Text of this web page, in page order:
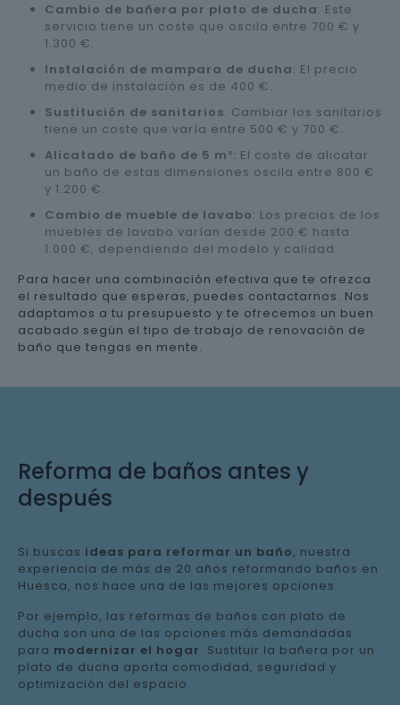
Cambio de bañera por plato de ducha: Este
servicio tiene un coste que oscila entre 700 € y
1.300 €.
Instalación de mampara de ducha: El precio
medio de instalación es de 400 €.
Sustitución de sanitarios: Cambiar los sanitarios
tiene un coste que varía entre 500 € y 700 €.
Alicatado de baño de 5 m²: El coste de alicatar
un baño de estas dimensiones oscila entre 800 €
y 1.200 €.
Cambio de mueble de lavabo: Los precios de los
muebles de lavabo varían desde 200 € hasta
1.000 €, dependiendo del modelo y calidad.
Para hacer una combinación efectiva que te ofrezca
el resultado que esperas, puedes contactarnos. Nos
adaptamos a tu presupuesto y te ofrecemos un buen
acabado según el tipo de trabajo de renovación de
baño que tengas en mente.
Reforma de baños antes y
después
Si buscas ideas para reformar un baño, nuestra
experiencia de más de 20 años reformando baños en
Huesca, nos hace una de las mejores opciones.
Por ejemplo, las reformas de baños con plato de
ducha son una de las opciones más demandadas
para modernizar el hogar. Sustituir la bañera por un
plato de ducha aporta comodidad, seguridad y
optimización del espacio.